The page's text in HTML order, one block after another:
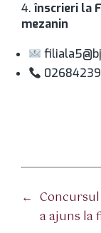
4. înscrieri la
mezanin
← Concursul
a ajuns la